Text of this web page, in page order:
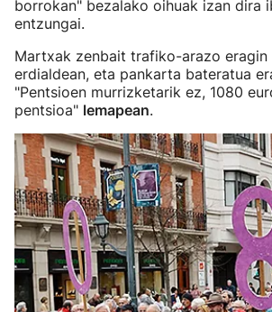
borrokan" bezalako oihuak izan dira
entzungai.
Martxak zenbait trafiko-arazo eragin
erdialdean, eta pankarta bateratua
"Pentsioen murrizketarik ez, 1080
pentsioa" lemapean.